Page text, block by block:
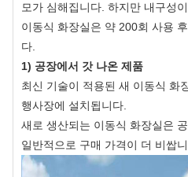
모가 심해집니다. 하지만 내구성
이동식 화장실은 약 200회 사용
다.
1) 공장에서 갓 나온 제품
최신 기술이 적용된 새 이동식 화
행사장에 설치됩니다.
새로 생산되는 이동식 화장실은
일반적으로 구매 가격이 더 비쌉